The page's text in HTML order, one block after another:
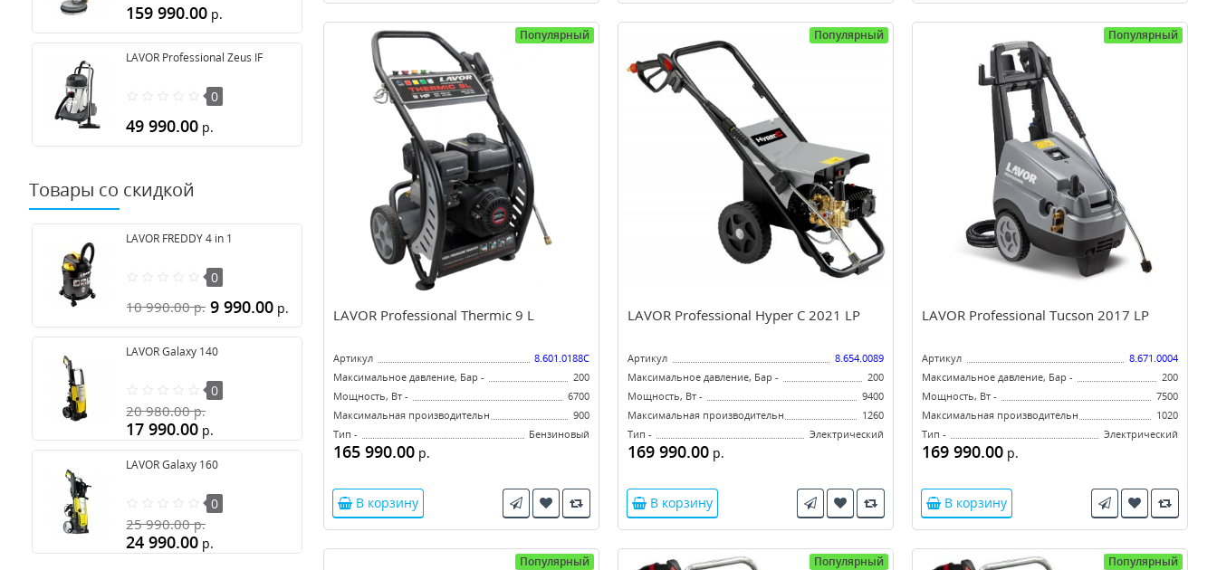
159 990.00 р.
LAVOR Professional Zeus IF
0
49 990.00 р.
Товары со скидкой
LAVOR FREDDY 4 in 1
0
10 990.00р. 9 990.00 р.
LAVOR Galaxy 140
0
20 980.00р.
17 990.00 р.
LAVOR Galaxy 160
0
25 990.00р.
24 990.00 р.
Популярный
LAVOR Professional Thermic 9 L
Артикул
8.601.0188C
Максимальное давление, Бар -
200
Мощность, Вт -
6700
Максимальная производительность, л/ч -
900
Тип -
Бензиновый
165 990.00 р.
В корзину
Популярный
LAVOR Professional Hyper C 2021 LP
Артикул
8.654.0089
Максимальное давление, Бар -
200
Мощность, Вт -
9400
Максимальная производительность, л/ч -
1260
Тип -
Электрический
169 990.00р.
В корзину
Популярный
LAVOR Professional Tucson 2017 LP
Артикул
8.671.0004
Максимальное давление, Бар -
200
Мощность, Вт -
7500
Максимальная производительность, л/ч -
1020
Тип -
Электрический
169 990.00р.
В корзину
Популярный Популярный Популярный